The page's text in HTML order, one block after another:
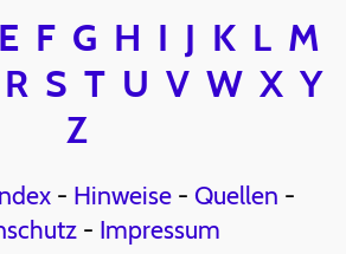
E F G H I J K L M
R S T U V W X Y
Z
- Hinweise- Quellen -
- Impressum